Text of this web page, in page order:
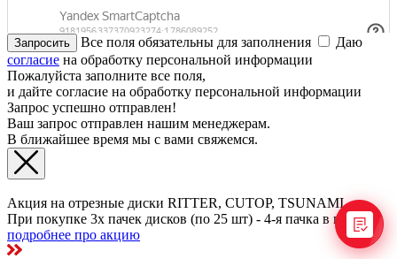
Все поля обязательны для заполнения
Даю
согласие на обработку персональной информации
Пожалуйста заполните все поля,
и дайте согласие на обработку персональной информации
Запрос успешно отправлен!
Ваш запрос отправлен нашим менеджерам.
В ближайшее время мы с вами свяжемся.
Акция на отрезные диски RITTER, CUTOP, TSUNAMI
При покупке 3х пачек дисков (по 25 шт) - 4-я пачка в подарок
подробнее про акцию